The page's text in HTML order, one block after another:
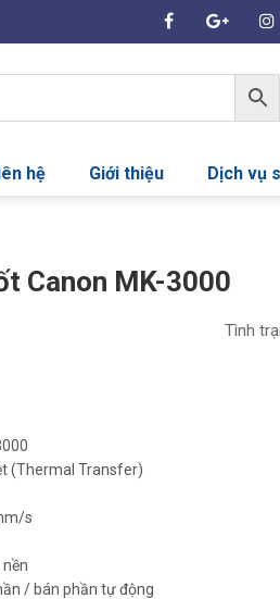
hệ Giới thiệu Dịch vụ
Canon MK-3000
Tình
(Thermal Transfer)
s
nền
/ bán phần tự động